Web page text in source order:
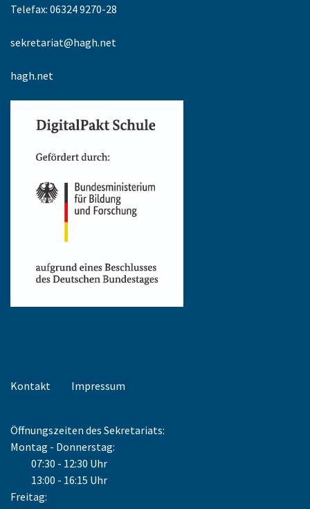
Telefax: 06324 9270-28
sekretariat@hagh.net
hagh.net
Kontakt Impressum
Öffnungszeiten des Sekretariats:
Montag - Donnerstag:
07:30 - 12:30 Uhr
13:00 - 16:15 Uhr
Freitag: